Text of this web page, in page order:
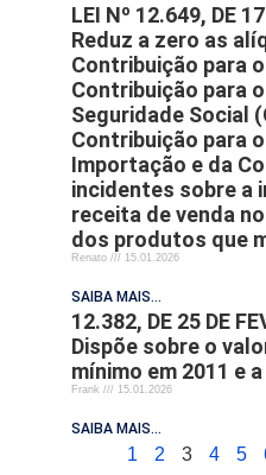
LEI Nº 12.649, DE
Reduz a zero as
Contribuição para
Contribuição para
Seguridade Social
Contribuição para
Importação e da
incidentes sobre a
receita de venda
dos produtos que
Renato 15.01.2026
SAIBA MAIS...
12.382, DE 25 DE
Dispõe sobre o
mínimo em 2011 e
Frank 15.01.2026
SAIBA MAIS...
1 2 3 4 5